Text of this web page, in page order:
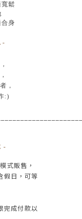
鬆
身
-
，
，
，
:)
-
式販售，
假日 ， 可等
完成付款以